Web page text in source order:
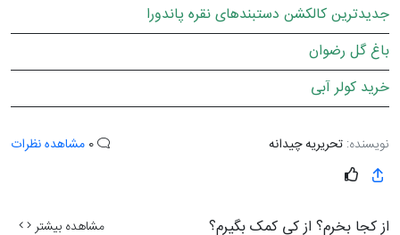
جدیدترین کالکشن دستبندهای نقره پاندورا
باغ گل رضوان
خرید کولر آبی
نویسنده: تحریریه چیدانه مشاهده نظرات
از کجا بخرم؟ از کی کمک بگیرم؟ مشاهده بیشتر